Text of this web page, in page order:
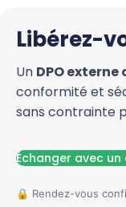
Libérez-
Un DPO
conformité et
sans contrainte
Échanger avec un